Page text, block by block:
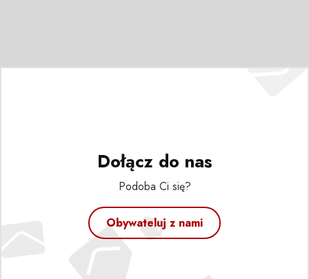
Dołącz do nas
Podoba Ci się?
Obywateluj z nami